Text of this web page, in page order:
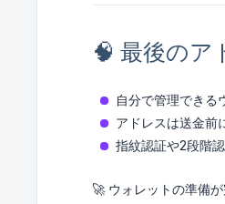
🧠 最後のア
自分で管理できる
アドレスは送金前
指紋認証や2段階
🚀 ウォレットの準備